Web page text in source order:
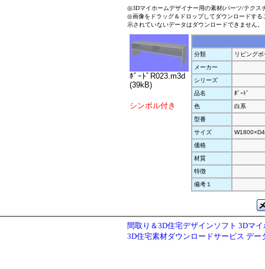
◎3Dマイホームデザイナー用の素材(パーツ/テクス
◎画像をドラッグ＆ドロップしてダウンロードす
示されていないデータはダウンロードできません。
ﾎﾞｰﾄﾞR023.m3d
(39kB)
シンボル付き
分類
リビング
メーカー
シリーズ
品名
ﾎﾞｰﾄﾞ
色
白系
型番
サイズ
価格
材質
特徴
備考１
間取り＆3D住宅デザインソフト 3Dマ
3D住宅素材ダウンロードサービス デー